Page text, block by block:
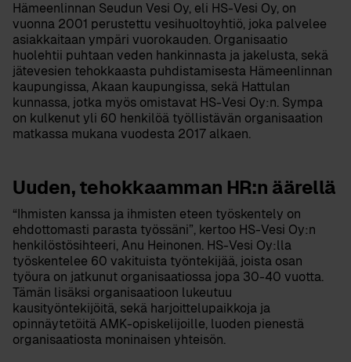
Hämeenlinnan Seudun Vesi Oy, eli HS-Vesi Oy, on
vuonna 2001 perustettu vesihuoltoyhtiö, joka palvelee
asiakkaitaan ympäri vuorokauden. Organisaatio
huolehtii puhtaan veden hankinnasta ja jakelusta, sekä
jätevesien tehokkaasta puhdistamisesta Hämeenlinnan
kaupungissa, Akaan kaupungissa, sekä Hattulan
kunnassa, jotka myös omistavat HS-Vesi Oy:n. Sympa
on kulkenut yli 60 henkilöä työllistävän organisaation
matkassa mukana vuodesta 2017 alkaen.
Uuden, tehokkaamman HR:n äärellä
“Ihmisten kanssa ja ihmisten eteen työskentely on
ehdottomasti parasta työssäni”, kertoo HS-Vesi Oy:n
henkilöstösihteeri, Anu Heinonen. HS-Vesi Oy:lla
työskentelee 60 vakituista työntekijää, joista osan
työura on jatkunut organisaatiossa jopa 30-40 vuotta.
Tämän lisäksi organisaatioon lukeutuu
kausityöntekijöitä, sekä harjoittelupaikkoja ja
opinnäytetöitä AMK-opiskelijoille, luoden pienestä
organisaatiosta moninaisen yhteisön.